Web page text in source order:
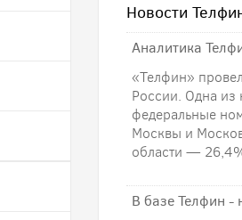
Новости
Аналитика
«Телфин»
России. Одна
федеральные
Москвы и
области —
В базе Телфин -